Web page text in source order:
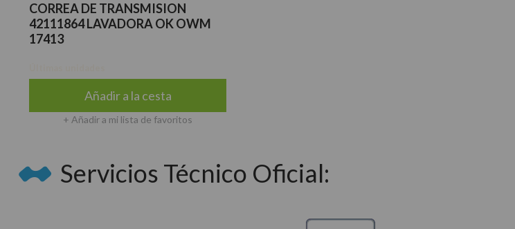
CORREA DE TRANSMISION
42111864 LAVADORA OK OWM
17413
Añadir a la cesta
+ Añadir a mi lista de favoritos
Servicios Técnico Oficial: